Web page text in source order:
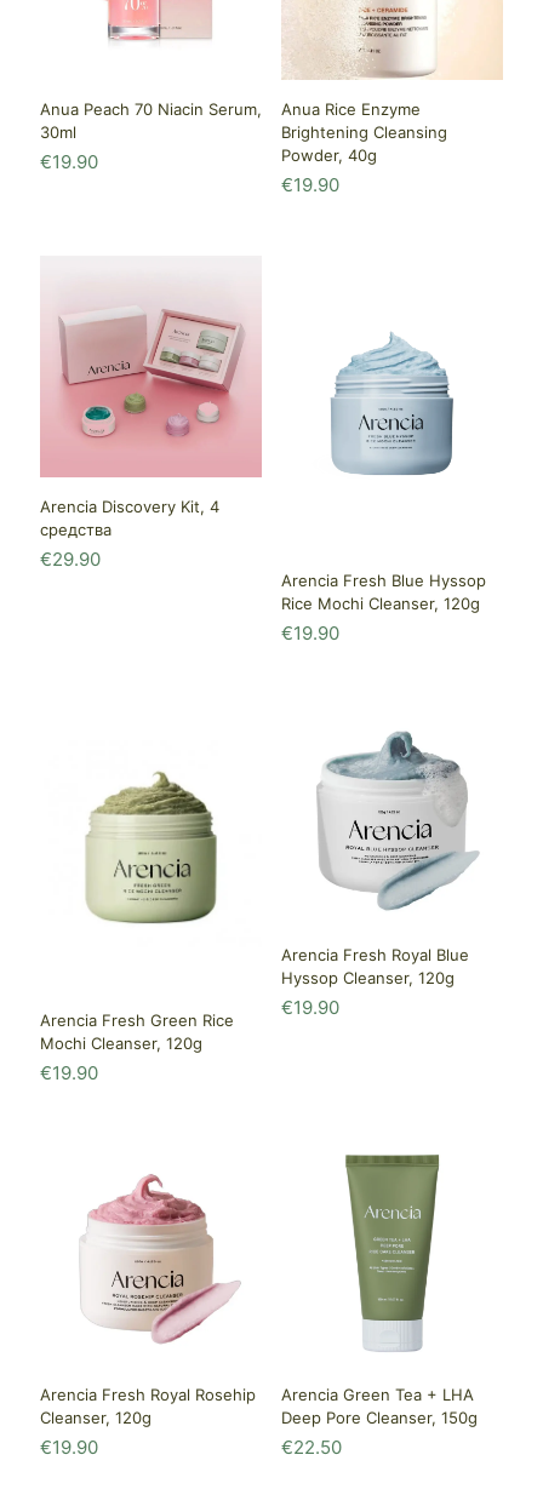
Anua Peach 70 Niacin Serum,
30ml
€19.90
Anua Rice Enzyme
Brightening Cleansing
Powder, 40g
€19.90
Arencia Discovery Kit, 4
средства
€29.90
Arencia Fresh Blue Hyssop
Rice Mochi Cleanser, 120g
€19.90
Arencia Fresh Green Rice
Mochi Cleanser, 120g
€19.90
Arencia Fresh Royal Blue
Hyssop Cleanser, 120g
€19.90
Arencia Fresh Royal Rosehip
Cleanser, 120g
€19.90
Arencia Green Tea + LHA
Deep Pore Cleanser, 150g
€22.50